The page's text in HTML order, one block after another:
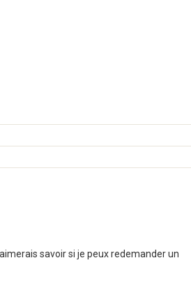
savoir si je peux redemander un